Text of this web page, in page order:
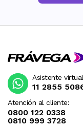
Atención al cliente:
0800 122 0338
0810 999 3728
Asistente virtual
11 2855